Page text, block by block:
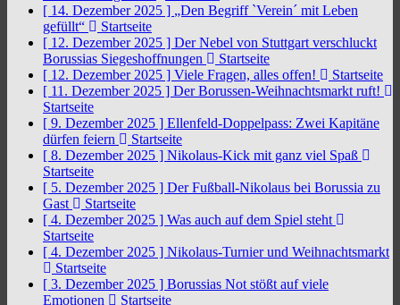
[ 14. Dezember 2025 ] „Den Begriff `Verein´ mit Leben
gefüllt“
Startseite
[ 12. Dezember 2025 ] Der Nebel von Stuttgart verschluckt
Borussias Siegeshoffnungen
Startseite
[ 12. Dezember 2025 ] Viele Fragen, alles offen!
Startseite
[ 11. Dezember 2025 ] Der Borussen-Weihnachtsmarkt ruft!
Startseite
[ 9. Dezember 2025 ] Ellenfeld-Doppelpass: Zwei Kapitäne
dürfen feiern
Startseite
[ 8. Dezember 2025 ] Nikolaus-Kick mit ganz viel Spaß
Startseite
[ 5. Dezember 2025 ] Der Fußball-Nikolaus bei Borussia zu
Gast
Startseite
[ 4. Dezember 2025 ] Was auch auf dem Spiel steht
Startseite
[ 4. Dezember 2025 ] Nikolaus-Turnier und Weihnachtsmarkt
Startseite
[ 3. Dezember 2025 ] Borussias Not stößt auf viele
Emotionen
Startseite